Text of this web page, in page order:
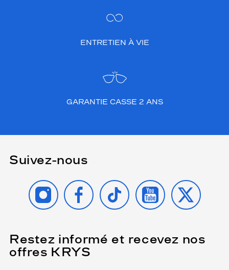
ENTRETIEN À VIE
GARANTIE CASSE 2 ANS
Suivez-nous
INSTAGRAMFACEBOOK
TIKTOK YOUTUBE
X
Restez informé et recevez nos
offres KRYS
Name
(Ce
champ
est
obligatoire)